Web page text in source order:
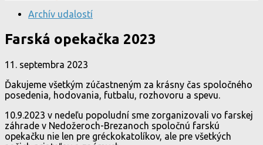
Archív udalostí
Farská opekačka 2023
11. septembra 2023
Ďakujeme všetkým zúčastneným za krásny čas spoločného
posedenia, hodovania, futbalu, rozhovoru a spevu.
10.9.2023 v nedeľu popoludní sme zorganizovali vo farskej
záhrade v Nedožeroch-Brezanoch spoločnú farskú
opekačku nie len pre gréckokatolíkov, ale pre všetkých